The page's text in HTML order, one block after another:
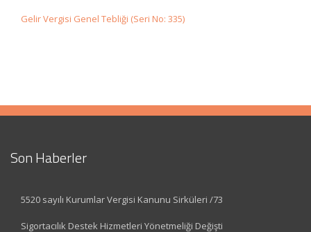
Gelir Vergisi Genel Tebliği (Seri No: 335)
Son Haberler
5520 sayılı Kurumlar Vergisi Kanunu Sirküleri /73
Sigortacılık Destek Hizmetleri Yönetmeliği Değişti